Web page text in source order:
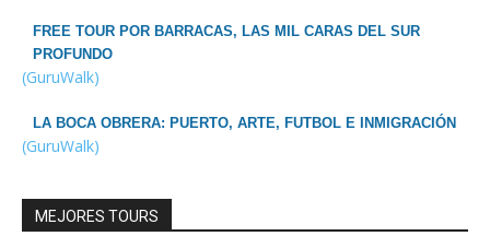
FREE TOUR POR BARRACAS, LAS MIL CARAS DEL SUR
PROFUNDO
(GuruWalk)
LA BOCA OBRERA: PUERTO, ARTE, FUTBOL E INMIGRACIÓN
(GuruWalk)
MEJORES TOURS